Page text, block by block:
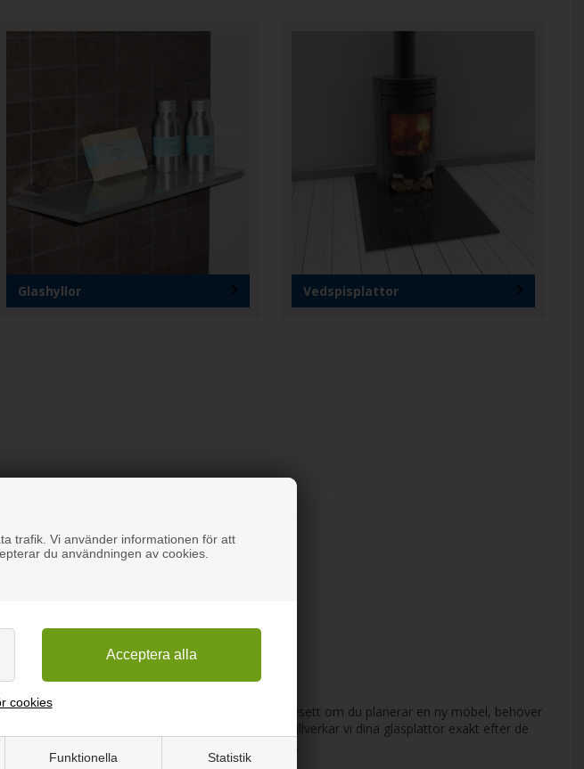
trafik. Vi använder informationen för att
du användningen av cookies.
Funktionella Statistik
cookies
Glashyllor Vedspisplattor
och skapa en känsla av ljus och öppenhet. Oavsett om du planerar en ny möbel, behöver
Vi förstår att varje projekt är unikt, därför tillverkar vi dina glasplattor exakt efter de
dig och integreras perfekt i din inredning.